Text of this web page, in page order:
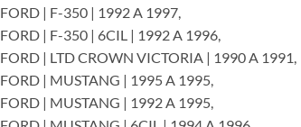
FORD | F-350 | 1992 A 1997,
FORD | F-350 | 6CIL | 1992 A 1996,
FORD | LTD CROWN VICTORIA | 1990 A 1991,
FORD | MUSTANG | 1995 A 1995,
FORD | MUSTANG | 1992 A 1995,